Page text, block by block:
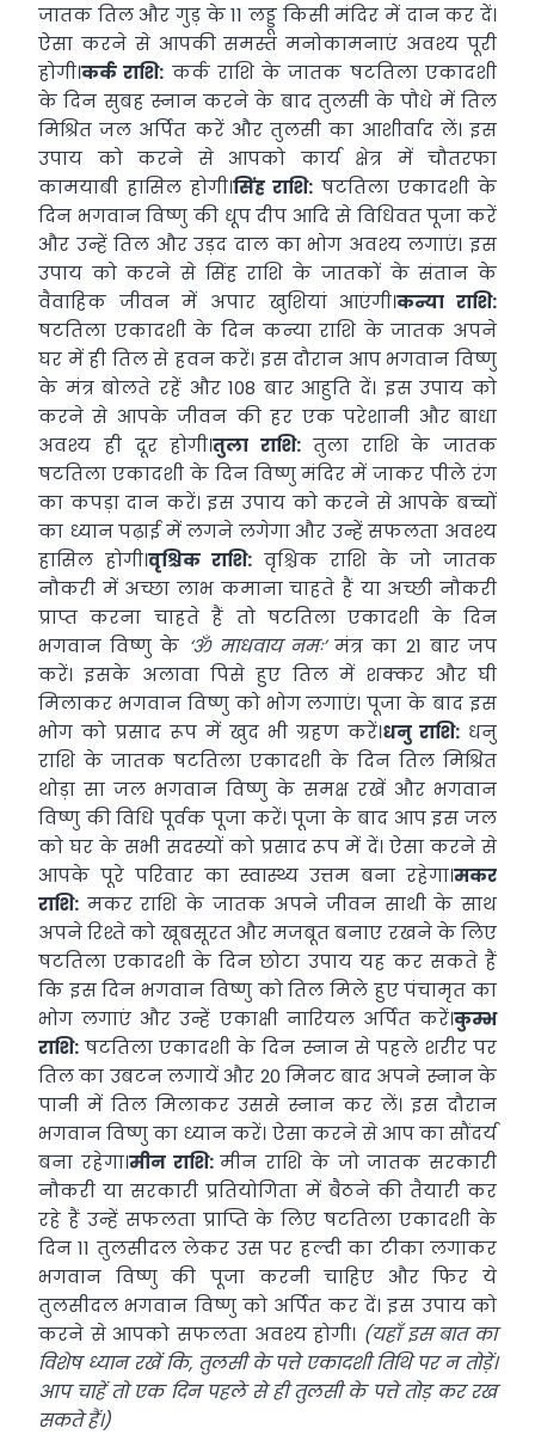
जातक तिल और गुड़ के 11 लड्डू किसी मंदिर में दान कर दें।
ऐसा करने से आपकी समस्त मनोकामनाएं अवश्य पूरी
होगी।कर्क राशि: कर्क राशि के जातक षटतिला एकादशी
के दिन सुबह स्नान करने के बाद तुलसी के पौधे में तिल
मिश्रित जल अर्पित करें और तुलसी का आशीर्वाद लें। इस
उपाय को करने से आपको कार्य क्षेत्र में चौतरफा
कामयाबी हासिल होगी।सिंह राशि: षटतिला एकादशी के
दिन भगवान विष्णु की धूप दीप आदि से विधिवत पूजा करें
और उन्हें तिल और उड़द दाल का भोग अवश्य लगाएं। इस
उपाय को करने से सिंह राशि के जातकों के संतान के
वैवाहिक जीवन में अपार खुशियां आएंगी।कन्या राशि:
षटतिला एकादशी के दिन कन्या राशि के जातक अपने
घर में ही तिल से हवन करें। इस दौरान आप भगवान विष्णु
के मंत्र बोलते रहें और 108 बार आहुति दें। इस उपाय को
करने से आपके जीवन की हर एक परेशानी और बाधा
अवश्य ही दूर होगी।तुला राशि: तुला राशि के जातक
षटतिला एकादशी के दिन विष्णु मंदिर में जाकर पीले रंग
का कपड़ा दान करें। इस उपाय को करने से आपके बच्चों
का ध्यान पढ़ाई में लगने लगेगा और उन्हें सफलता अवश्य
हासिल होगी।वृश्चिक राशि: वृश्चिक राशि के जो जातक
नौकरी में अच्छा लाभ कमाना चाहते हैं या अच्छी नौकरी
प्राप्त करना चाहते हैं तो षटतिला एकादशी के दिन
भगवान विष्णु के ‘ॐ माधवाय नमः’मंत्र का 21 बार जप
करें। इसके अलावा पिसे हुए तिल में शक्कर और घी
मिलाकर भगवान विष्णु को भोग लगाएं। पूजा के बाद इस
भोग को प्रसाद रूप में खुद भी ग्रहण करें।धनु राशि: धनु
राशि के जातक षटतिला एकादशी के दिन तिल मिश्रित
थोड़ा सा जल भगवान विष्णु के समक्ष रखें और भगवान
विष्णु की विधि पूर्वक पूजा करें। पूजा के बाद आप इस जल
को घर के सभी सदस्यों को प्रसाद रूप में दें। ऐसा करने से
आपके पूरे परिवार का स्वास्थ्य उत्तम बना रहेगा।मकर
राशि: मकर राशि के जातक अपने जीवन साथी के साथ
अपने रिश्ते को खूबसूरत और मजबूत बनाए रखने के लिए
षटतिला एकादशी के दिन छोटा उपाय यह कर सकते हैं
कि इस दिन भगवान विष्णु को तिल मिले हुए पंचामृत का
भोग लगाएं और उन्हें एकाक्षी नारियल अर्पित करें।कुम्भ
राशि: षटतिला एकादशी के दिन स्नान से पहले शरीर पर
तिल का उबटन लगायें और 20 मिनट बाद अपने स्नान के
पानी में तिल मिलाकर उससे स्नान कर लें। इस दौरान
भगवान विष्णु का ध्यान करें। ऐसा करने से आप का सौंदर्य
बना रहेगा।मीन राशि:मीन राशि के जो जातक सरकारी
नौकरी या सरकारी प्रतियोगिता में बैठने की तैयारी कर
रहे हैं उन्हें सफलता प्राप्ति के लिए षटतिला एकादशी के
दिन 11 तुलसीदल लेकर उस पर हल्दी का टीका लगाकर
भगवान विष्णु की पूजा करनी चाहिए और फिर ये
तुलसीदल भगवान विष्णु को अर्पित कर दें। इस उपाय को
करने से आपको सफलता अवश्य होगी। (यहाँ इस बात का
विशेष ध्यान रखें कि, तुलसी के पत्ते एकादशी तिथि पर न तोड़ें।
आप चाहें तो एक दिन पहले से ही तुलसी के पत्ते तोड़ कर रख
सकते हैं।)